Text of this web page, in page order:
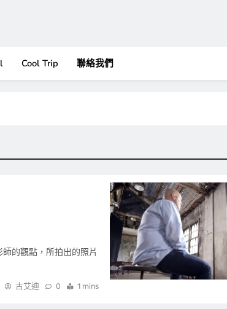
Cool Trip 聯絡我們
的觀點，所拍出的照片
古艾迪 0 1 mins